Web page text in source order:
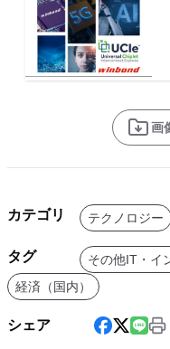
画
カテゴリ テクノロジー
タグ その他IT・イ
経済（国内）
シェア